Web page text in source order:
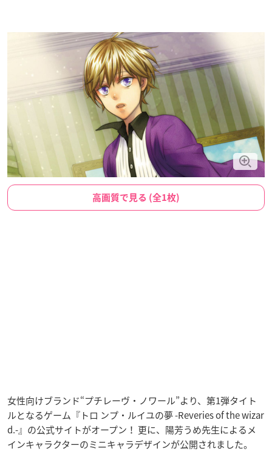
高画質で見る (全1枚)
女性向けブランド“プチレーヴ・ノワール”より、第1弾タイト
ルとなるゲーム『トロ ンプ・ルイユの夢 -Reveries of the wizar
d.-』の公式サイトがオープン！ 更に、陽芳うめ先生によるメ
インキャラクターのミニキャラデザインが公開されました。